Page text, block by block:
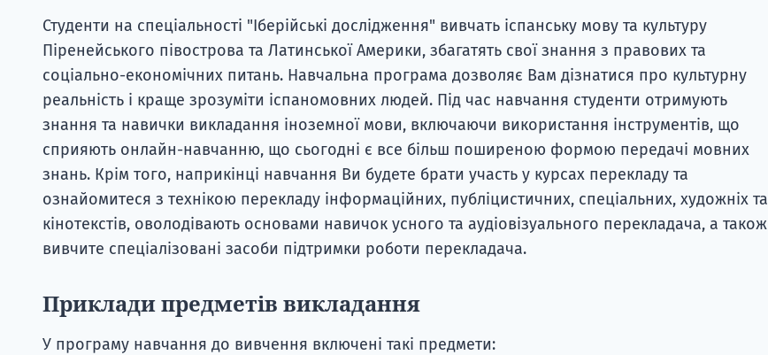
Студенти на спеціальності "Іберійські дослідження" вивчать іспанську мову та культуру
Піренейського півострова та Латинської Америки, збагатять свої знання з правових та
соціально-економічних питань. Навчальна програма дозволяє Вам дізнатися про культурну
реальність і краще зрозуміти іспаномовних людей. Під час навчання студенти отримують
знання та навички викладання іноземної мови, включаючи використання інструментів, що
сприяють онлайн-навчанню, що сьогодні є все більш поширеною формою передачі мовних
знань. Крім того, наприкінці навчання Ви будете брати участь у курсах перекладу та
ознайомитеся з технікою перекладу інформаційних, публіцистичних, спеціальних, художніх та
кінотекстів, оволодівають основами навичок усного та аудіовізуального перекладача, а також
вивчите спеціалізовані засоби підтримки роботи перекладача.
Приклади предметів викладання
У програму навчання до вивчення включені такі предмети: